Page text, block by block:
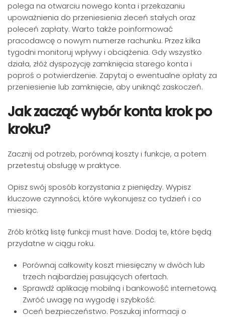
polega na otwarciu nowego konta i przekazaniu
upoważnienia do przeniesienia zleceń stałych oraz
poleceń zapłaty. Warto także poinformować
pracodawcę o nowym numerze rachunku. Przez kilka
tygodni monitoruj wpływy i obciążenia. Gdy wszystko
działa, złóż dyspozycję zamknięcia starego konta i
poproś o potwierdzenie. Zapytaj o ewentualne opłaty za
przeniesienie lub zamknięcie, aby uniknąć zaskoczeń.
Jak zacząć wybór konta krok po
kroku?
Zacznij od potrzeb, porównaj koszty i funkcje, a potem
przetestuj obsługę w praktyce.
Opisz swój sposób korzystania z pieniędzy. Wypisz
kluczowe czynności, które wykonujesz co tydzień i co
miesiąc.
Zrób krótką listę funkcji must have. Dodaj te, które będą
przydatne w ciągu roku.
Porównaj całkowity koszt miesięczny w dwóch lub
trzech najbardziej pasujących ofertach.
Sprawdź aplikację mobilną i bankowość internetową.
Zwróć uwagę na wygodę i szybkość.
Oceń bezpieczeństwo. Poszukaj informacji o